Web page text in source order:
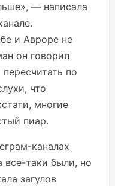
— написала
и Авроре не
он говорил
по
что
многие
пиар.
каналах
все-таки были, но
загулов